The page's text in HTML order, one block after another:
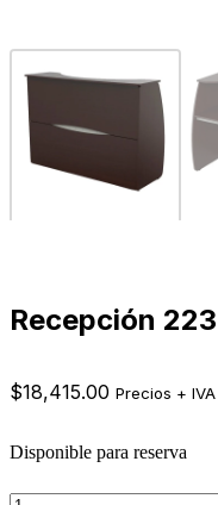
Recepción
$18,415.00 Precios + IVA
Disponible para reserva
Recepción